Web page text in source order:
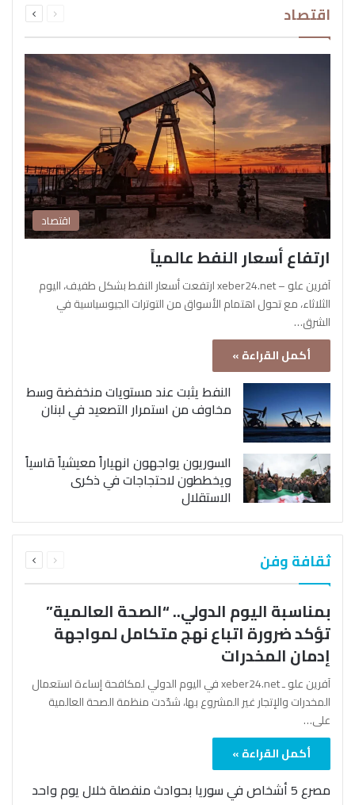
اقتصاد الصفحةالصفحة
اقتصاد
ارتفاع أسعار النفط عالمياً
آفرين علو – xeber24.net ارتفعت أسعار النفط بشكل طفيف، اليوم
الثلاثاء، مع تحول اهتمام الأسواق من التوترات الجيوسياسية في
الشرق…
أكمل القراءة »
النفط يثبت عند مستويات منخفضة وسط
مخاوف من استمرار التصعيد في لبنان
السوريون يواجهون انهياراً معيشياً قاسياً
ويخططون لاحتجاجات في ذكرى
الاستقلال
ثقافة وفن الصفحةالصفحة
بمناسبة اليوم الدولي.. “الصحة العالمية”
تؤكد ضرورة اتباع نهج متكامل لمواجهة
إدمان المخدرات
آفرين علو ـ xeber24.net في اليوم الدولي لمكافحة إساءة استعمال
المخدرات والإتجار غير المشروع بها، شدّدت منظمة الصحة العالمية
على…
أكمل القراءة »
مصرع 5 أشخاص في سوريا بحوادث منفصلة خلال يوم واحد